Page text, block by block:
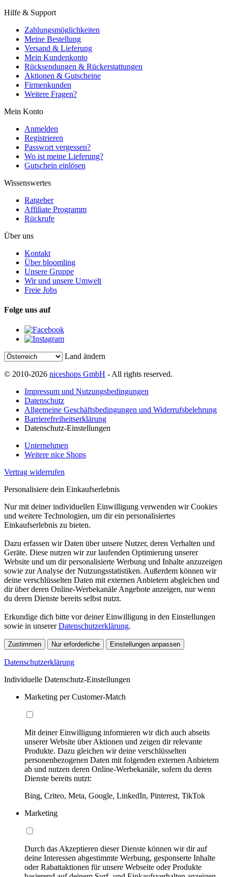
Hilfe & Support
Zahlungsmöglichkeiten
Meine Bestellung
Versand & Lieferung
Mein Kundenkonto
Rücksendungen & Rückerstattungen
Aktionen & Gutscheine
Firmenkunden
Weitere Fragen?
Mein Konto
Anmelden
Registrieren
Passwort vergessen?
Wo ist meine Lieferung?
Gutschein einlösen
Wissenswertes
Ratgeber
Affiliate Programm
Rückrufe
Über uns
Kontakt
Über bloomling
Unsere Gruppe
Wir und unsere Umwelt
Freie Jobs
Folge uns auf
Land ändern
© 2010-2026 niceshops GmbH - All rights reserved.
Impressum und Nutzungsbedingungen
Datenschutz
Allgemeine Geschäftsbedingungen und Widerrufsbelehrung
Barrierefreiheitserklärung
Datenschutz-Einstellungen
Unternehmen
Weitere nice Shops
Vertrag widerrufen
Personalisiere dein Einkaufserlebnis
Nur mit deiner individuellen Einwilligung verwenden wir Cookies
und weitere Technologien, um dir ein personalisiertes
Einkaufserlebnis zu bieten.
Dazu erfassen wir Daten über unsere Nutzer, deren Verhalten und
Geräte. Diese nutzen wir zur laufenden Optimierung unserer
Website und um dir personalisierte Werbung und Inhalte anzuzeigen
sowie zur Analyse der Nutzungsstatistiken. Außerdem können wir
deine verschlüsselten Daten mit externen Anbietern abgleichen und
dir über deren Online-Werbekanäle Angebote anzeigen, nur wenn
du deren Dienste bereits selbst nutzt.
Erkundige dich bitte vor deiner Einwilligung in den Einstellungen
sowie in unsererDatenschutzerklärung.
Zustimmen Nur erforderliche Einstellungen anpassen
Datenschutzerklärung
Individuelle Datenschutz-Einstellungen
Marketing per Customer-Match
Mit deiner Einwilligung informieren wir dich auch abseits
unserer Website über Aktionen und zeigen dir relevante
Produkte. Dazu gleichen wir deine verschlüsselten
personenbezogenen Daten mit folgenden externen Anbietern
ab und nutzen deren Online-Werbekanäle, sofern du deren
Dienste bereits nutzt:
Bing, Criteo, Meta, Google, LinkedIn, Pinterest, TikTok
Marketing
Durch das Akzeptieren dieser Dienste können wir dir auf
deine Interessen abgestimmte Werbung, gesponserte Inhalte
oder Rabattaktionen für unsere Webseite oder Produkte